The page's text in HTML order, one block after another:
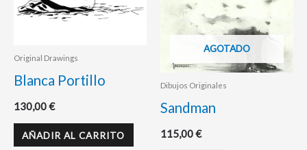
Original Drawings
Blanca Portillo
130,00€
AÑADIR AL CARRITO
AGOTADO
Dibujos Originales
Sandman
115,00€